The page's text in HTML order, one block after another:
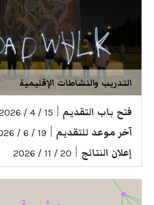
التدريب والنشاطات الإقليمية
فتح باب التقديم 15 / 4 / 2026
آخر موعد للتقديم 19 / 6 / 2026
إعلان النتائج 20 / 11 / 2026